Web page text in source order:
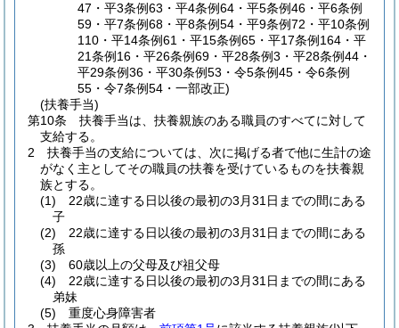
47・平3条例63・平4条例64・平5条例46・平6条例
59・平7条例68・平8条例54・平9条例72・平10条例
110・平14条例61・平15条例65・平17条例164・平
21条例16・平26条例69・平28条例3・平28条例44・
平29条例36・平30条例53・令5条例45・令6条例
55・令7条例54・一部改正)
(扶養手当)
第10条
扶養手当は、扶養親族のある職員のすべてに対して
支給する。
2
扶養手当の支給については、次に掲げる者で他に生計の途
がなく主としてその職員の扶養を受けているものを扶養親
族とする。
(1)
22歳に達する日以後の最初の3月31日までの間にある
子
(2)
22歳に達する日以後の最初の3月31日までの間にある
孫
(3)
60歳以上の父母及び祖父母
(4)
22歳に達する日以後の最初の3月31日までの間にある
弟妹
(5)
重度心身障害者